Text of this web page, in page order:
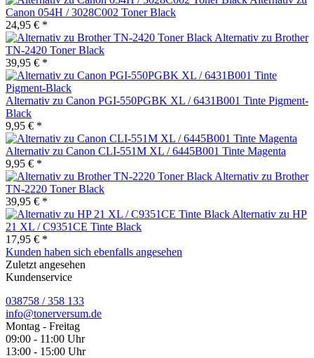
Canon 054H / 3028C002 Toner Black
24,95 € *
Alternativ zu Brother
TN-2420 Toner Black
39,95 € *
Alternativ zu Canon PGI-550PGBK XL / 6431B001 Tinte Pigment-
Black
9,95 € *
Alternativ zu Canon CLI-551M XL / 6445B001 Tinte Magenta
9,95 € *
Alternativ zu Brother
TN-2220 Toner Black
39,95 € *
Alternativ zu HP
21 XL / C9351CE Tinte Black
17,95 € *
Kunden haben sich ebenfalls angesehen
Zuletzt angesehen
Kundenservice
038758 / 358 133
info@tonerversum.de
Montag - Freitag
09:00 - 11:00 Uhr
13:00 - 15:00 Uhr